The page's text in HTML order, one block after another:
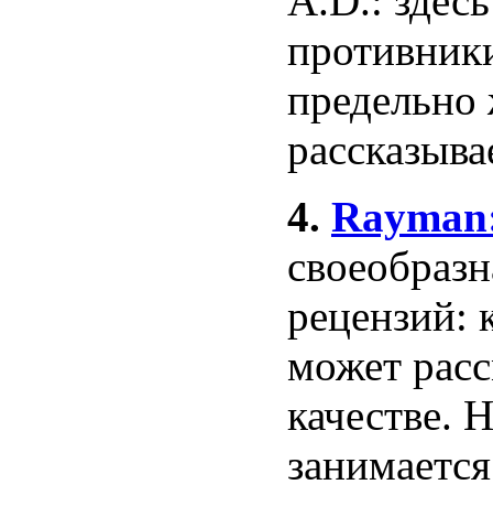
4.
рецензий:
может
качестве.